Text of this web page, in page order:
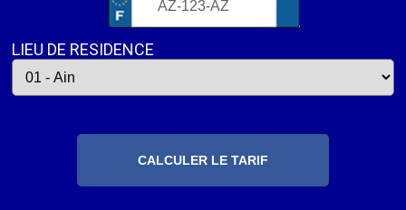
LIEU DE RESIDENCE